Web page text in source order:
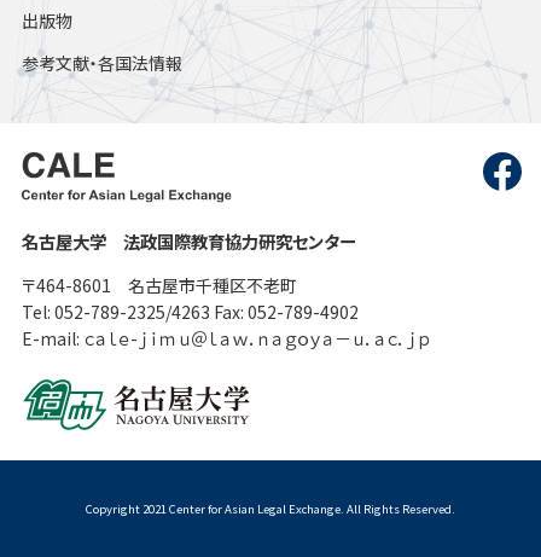
出版物
参考文献・各国法情報
名古屋大学 法政国際教育協力研究センター
〒464-8601 名古屋市千種区不老町
Tel: 052-789-2325/4263 Fax: 052-789-4902
E-mail: ｃａｌｅ-ｊｉｍｕ＠ｌａｗ．ｎａｇｏｙａ－ｕ．ａｃ．ｊｐ
Copyright 2021 Center for Asian Legal Exchange. All Rights Reserved.